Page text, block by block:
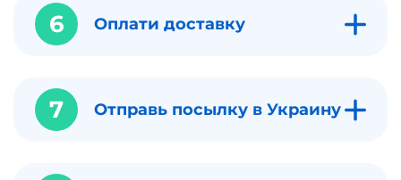
6 Оплати доставку
7 Отправь посылку в Украину